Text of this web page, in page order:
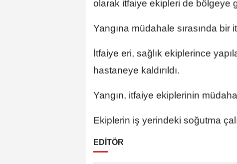
olarak itfaiye ekipleri de bölgeye
Yangına müdahale sırasında bir
İtfaiye eri, sağlık ekiplerince
hastaneye kaldırıldı.
Yangın, itfaiye ekiplerinin
Ekiplerin iş yerindeki soğutma
EDİTÖR